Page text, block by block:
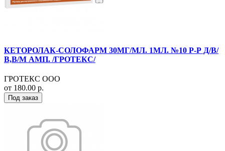
КЕТОРОЛАК-СОЛОФАРМ 30МГ/МЛ. 1МЛ. №10 Р-Р Д/В/
В,В/М АМП. /ГРОТЕКС/
ГРОТЕКС ООО
от 180.00 р.
Под заказ